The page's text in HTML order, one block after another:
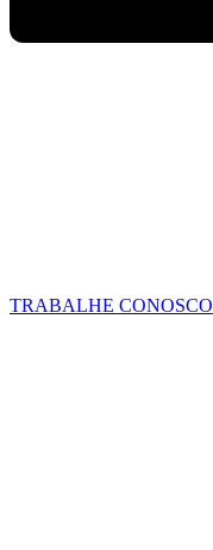
TRABALHE CONOSCO